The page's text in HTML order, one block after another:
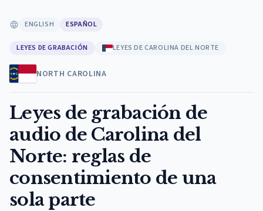
ENGLISH ESPAÑOL
LEYES DE GRABACIÓN LEYES DE CAROLINA DEL NORTE
NORTH CAROLINA
Leyes de grabación de
audio de Carolina del
Norte: reglas de
consentimiento de una
sola parte